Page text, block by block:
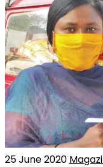
25 June 2020